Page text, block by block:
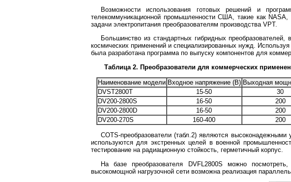
Возможности использования готовых решений и
телекоммуникационной промышленности США, такие как
задачи электропитания преобразователям производства VPT.
Большинство из стандартных гибридных
космических применений и специализированных нужд.
была разработана программа по выпуску компонентов для
Таблица 2. Преобразователи для коммерческих
Наименование модели Входное напряжение (В) Выходная
DVST2800T
15-50 30
DV200-2800S
16-50 200
DV200-2800D
16-50 200
DV200-270S
160-400 200
COTS-преобразователи (табл.2) являются
используются для экстренных целей в военной
тестирование на радиационную стойкость, герметичный корпус.
На базе преобразователя DVFL2800S можно
высокомощной нагрузочной сети возможна реализация